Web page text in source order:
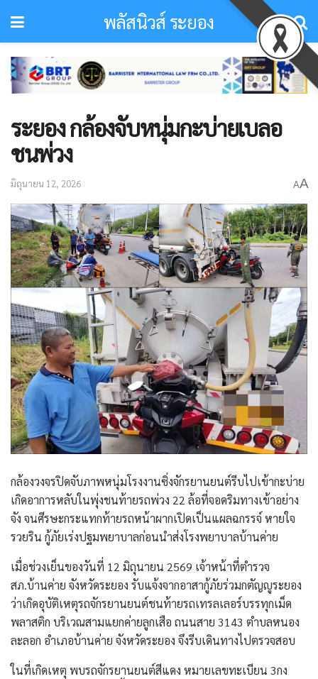
พลัสนิวส์ ระยอง
ระยอง กล้องจับหนุ่มกะบ่ายเบลอ
ชนพ่วง​
มิถุนายน 12, 2026 AA
กล้องวงจรปิดจับภาพหนุ่มโรงงานซิ่งจักรยานยนต์รีบไปเข้ากะบ่าย
เกิดอาการหลับในพุ่งชนท้ายรถพ่วง 22 ล้อที่จอดริมทางเข้าอย่าง
จัง จนศีรษะกระแทกท้ายรถหน้าผากเปิดเป็นแผลฉกรรจ์ หายใจ
รวยริน กู้ภัยเร่งปฐมพยาบาลก่อนนำส่งโรงพยาบาลบ้านค่าย
​เมื่อช่วงเย็นของวันที่ 12 มิถุนายน 2569 เจ้าหน้าที่ตำรวจ
สภ.บ้านค่าย จังหวัดระยอง รับแจ้งจากอาสากู้ภัยร่วมกตัญญูระยอง
ว่าเกิดอุบัติเหตุรถจักรยานยนต์ชนท้ายรถเทรลเลอร์บรรทุกเม็ด
พลาสติก บริเวณสามแยกค่ายลูกเสือ ถนนสาย 3143 ตำบลหนอง
ละลอก อำเภอบ้านค่าย จังหวัดระยอง จึงรีบเดินทางไปตรวจสอบ
​ในที่เกิดเหตุ พบรถจักรยานยนต์สีแดง หมายเลขทะเบียน 3กง